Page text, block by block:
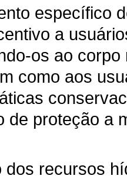
específico
a
os ao
como aos
de proteção a
dos recursos